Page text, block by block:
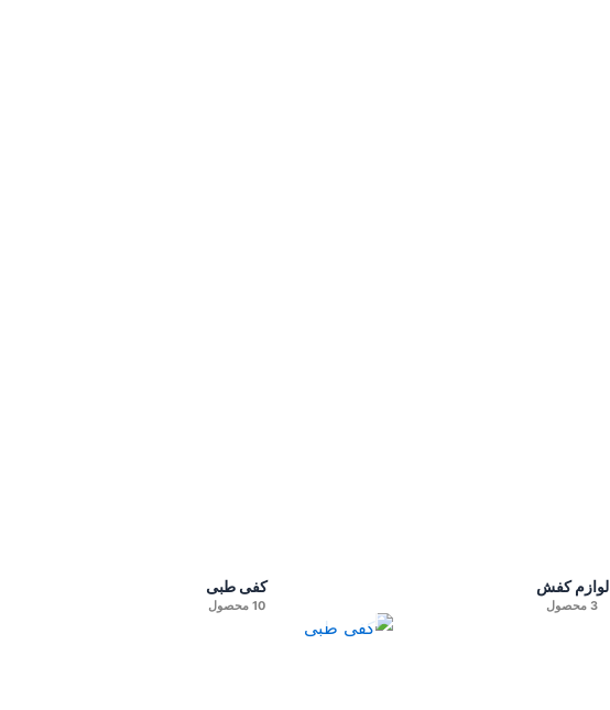
لوازم کفش
3 محصول
کفی طبی
10 محصول